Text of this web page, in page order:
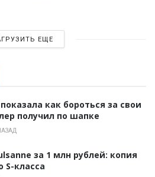
ЕЩЕ
как бороться за свои
получил по шапке
за 1 млн рублей: копия
S-класса